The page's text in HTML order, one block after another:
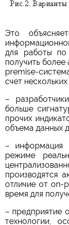
Это
для работы по
получить
premise-
счет
–
больше
прочих
объема данных
– информация
режиме
производятся
отличие от on-
время для
– предприятие
технологии,